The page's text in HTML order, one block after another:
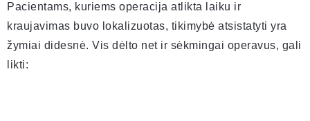
Pacientams, kuriems operacija atlikta laiku ir
kraujavimas buvo lokalizuotas, tikimybė atsistatyti yra
žymiai didesnė. Vis dėlto net ir sėkmingai operavus, gali
likti: